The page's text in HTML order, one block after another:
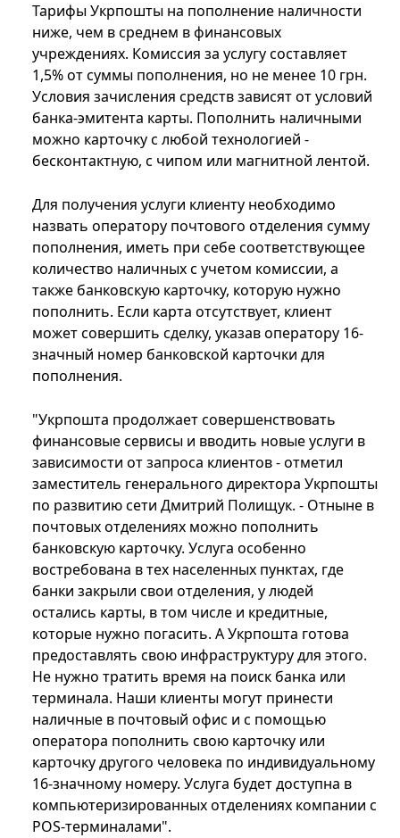
Тарифы Укрпошты на пополнение наличности
ниже, чем в среднем в финансовых
учреждениях. Комиссия за услугу составляет
1,5% от суммы пополнения, но не менее 10 грн.
Условия зачисления средств зависят от условий
банка-эмитента карты. Пополнить наличными
можно карточку с любой технологией -
бесконтактную, с чипом или магнитной лентой.
Для получения услуги клиенту необходимо
назвать оператору почтового отделения сумму
пополнения, иметь при себе соответствующее
количество наличных с учетом комиссии, а
также банковскую карточку, которую нужно
пополнить. Если карта отсутствует, клиент
может совершить сделку, указав оператору 16-
значный номер банковской карточки для
пополнения.
"Укрпошта продолжает совершенствовать
финансовые сервисы и вводить новые услуги в
зависимости от запроса клиентов - отметил
заместитель генерального директора Укрпошты
по развитию сети Дмитрий Полищук. - Отныне в
почтовых отделениях можно пополнить
банковскую карточку. Услуга особенно
востребована в тех населенных пунктах, где
банки закрыли свои отделения, у людей
остались карты, в том числе и кредитные,
которые нужно погасить. А Укрпошта готова
предоставлять свою инфраструктуру для этого.
Не нужно тратить время на поиск банка или
терминала. Наши клиенты могут принести
наличные в почтовый офис и с помощью
оператора пополнить свою карточку или
карточку другого человека по индивидуальному
16-значному номеру. Услуга будет доступна в
компьютеризированных отделениях компании с
POS-терминалами".